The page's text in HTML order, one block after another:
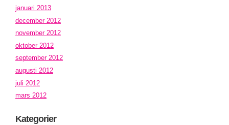
januari 2013
december 2012
november 2012
oktober 2012
september 2012
augusti 2012
juli 2012
mars 2012
Kategorier